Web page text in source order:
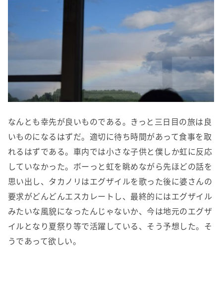
なんとも幸先が良いものである。きっと三日目の旅は良
いものになるはずだ。適切に待ち時間があって食事を取
れるはずである。車内では小さな子供と僕しか虹に反応
していなかった。ボーっと虹を眺めながら先ほどの話を
思い出し、タカノリはエグザイルを歌った後に婆さんの
要求がどんどんエスカレートし、最終的にはエグザイル
みたいな風貌になったんじゃないか、今は地元のエグザ
イルとなり夏祭り等で活躍している、そう予想した。そ
うであって欲しい。